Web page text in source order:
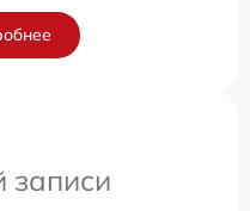
записи